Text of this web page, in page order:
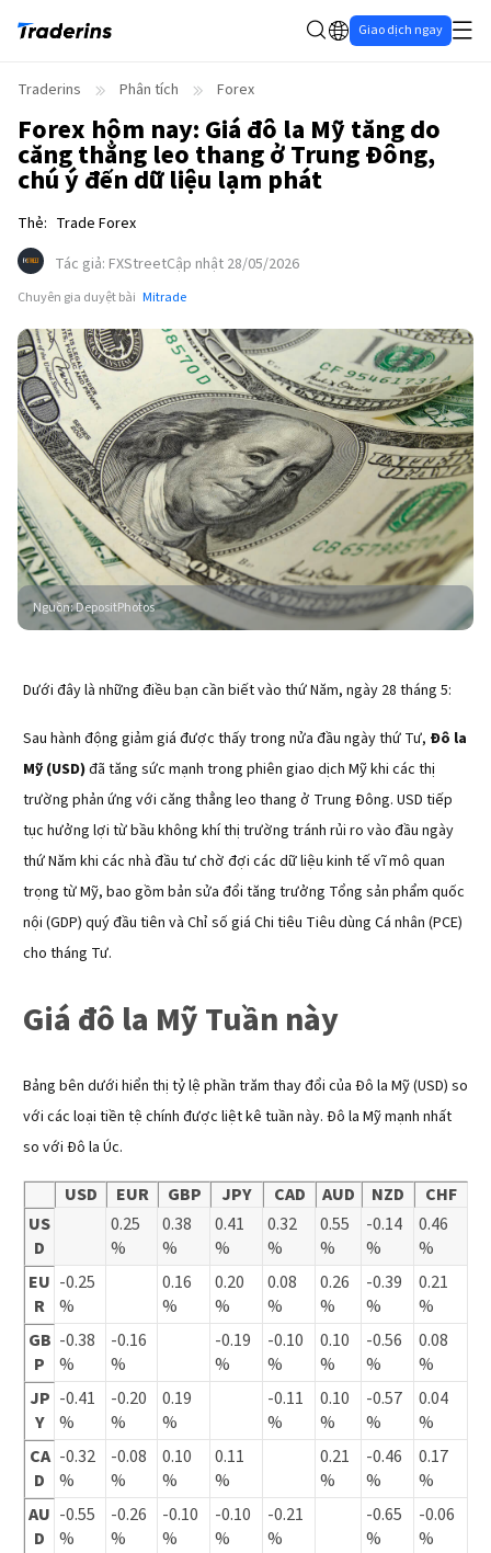
Giao dịch ngay
Traderins Phân tích Forex
Forex hôm nay: Giá đô la Mỹ tăng do
căng thẳng leo thang ở Trung Đông,
chú ý đến dữ liệu lạm phát
Thẻ: Trade Forex
Tác giả: FXStreetCập nhật 28/05/2026
Chuyên gia duyệt bài Mitrade
Nguồn:DepositPhotos
Dưới đây là những điều bạn cần biết vào thứ Năm, ngày 28 tháng 5:
Sau hành động giảm giá được thấy trong nửa đầu ngày thứ Tư, Đô la
Mỹ (USD)đã tăng sức mạnh trong phiên giao dịch Mỹ khi các thị
trường phản ứng với căng thẳng leo thang ở Trung Đông. USD tiếp
tục hưởng lợi từ bầu không khí thị trường tránh rủi ro vào đầu ngày
thứ Năm khi các nhà đầu tư chờ đợi các dữ liệu kinh tế vĩ mô quan
trọng từ Mỹ, bao gồm bản sửa đổi tăng trưởng Tổng sản phẩm quốc
nội (GDP) quý đầu tiên và Chỉ số giá Chi tiêu Tiêu dùng Cá nhân (PCE)
cho tháng Tư.
Giá đô la Mỹ Tuần này
Bảng bên dưới hiển thị tỷ lệ phần trăm thay đổi của Đô la Mỹ (USD) so
với các loại tiền tệ chính được liệt kê tuần này. Đô la Mỹ mạnh nhất
so với Đô la Úc.
USD EUR GBP JPY CAD AUD NZD
CHF
US
D
0.25
%
0.38
%
0.41
%
0.32
%
0.55
%
-0.14
%
0.46
%
EU
R
-0.25
%
0.16
%
0.20
%
0.08
%
0.26
%
-0.39
%
0.21
%
GB
P
-0.38
%
-0.16
%
-0.19
%
-0.10
%
0.10
%
-0.56
%
0.08
%
JP
Y
-0.41
%
-0.20
%
0.19
%
-0.11
%
0.10
%
-0.57
%
0.04
%
CA
D
-0.32
%
-0.08
%
0.10
%
0.11
%
0.21
%
-0.46
%
0.17
%
AU
D
-0.55
%
-0.26
%
-0.10
%
-0.10
%
-0.21
%
-0.65
%
-0.06
%